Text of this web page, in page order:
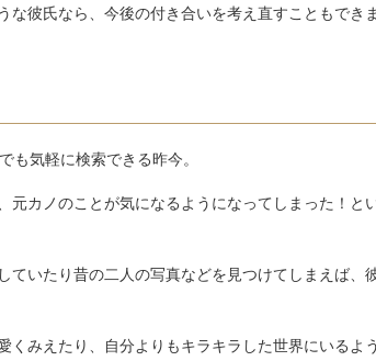
彼氏なら、今後の付き合いを考え直すこともできま
も気軽に検索できる昨今。
元カノのことが気になるようになってしまった！と
ていたり昔の二人の写真などを見つけてしまえば、
みえたり、自分よりもキラキラした世界にいるよ